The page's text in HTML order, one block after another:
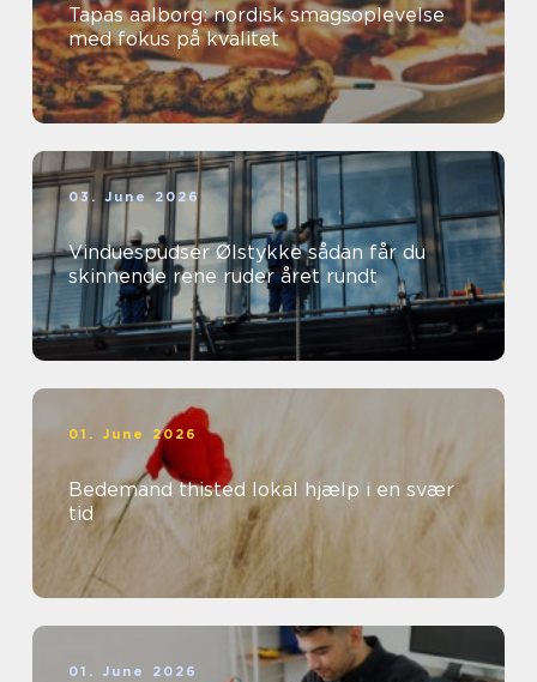
Tapas aalborg: nordisk smagsoplevelse
med fokus på kvalitet
03. June 2026
Vinduespudser Ølstykke sådan får du
skinnende rene ruder året rundt
01. June 2026
Bedemand thisted lokal hjælp i en svær
tid
01. June 2026